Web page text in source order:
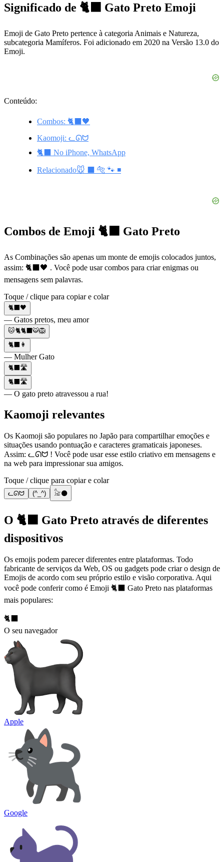
Significado de 🐈‍⬛ Gato Preto Emoji
Emoji de Gato Preto pertence à categoria Animais e Natureza,
subcategoria Mamíferos. Foi adicionado em 2020 na Versão 13.0 do
Emoji.
Conteúdo:
Combos: 🐈‍⬛🖤
Kaomoji: ᓚᘏᗢ
🐈‍⬛ No iPhone, WhatsApp
Relacionado🐭 ⬛ 🐅 🐾 ◾
Combos de Emoji 🐈‍⬛ Gato Preto
As Combinações são apenas um monte de emojis colocados juntos,
assim: 🐈‍⬛🖤 . Você pode usar combos para criar enigmas ou
mensagens sem palavras.
Toque / clique para copiar e colar
🐈‍⬛🖤
— Gatos pretos, meu amor
🐱🐈🐈‍⬛🐯🦁
🐈‍⬛👩
— Mulher Gato
🐈‍⬛🛣
🐈‍⬛🛣
— O gato preto atravessou a rua!
Kaomoji relevantes
Os Kaomoji são populares no Japão para compartilhar emoções e
situações usando pontuação e caracteres gramaticais japoneses.
Assim: ᓚᘏᗢ ! Você pode usar esse estilo criativo em mensagens e
na web para impressionar sua amigos.
Toque / clique para copiar e colar
ᓚᘏᗢ (^_^) 𓃠⚫
O 🐈‍⬛ Gato Preto através de diferentes
dispositivos
Os emojis podem parecer diferentes entre plataformas. Todo
fabricante de serviços da Web, OS ou gadgets pode criar o design de
Emojis de acordo com seu próprio estilo e visão corporativa. Aqui
você pode conferir como é Emoji 🐈‍⬛ Gato Preto nas plataformas
mais populares:
🐈‍⬛
O seu navegador
Apple
Google